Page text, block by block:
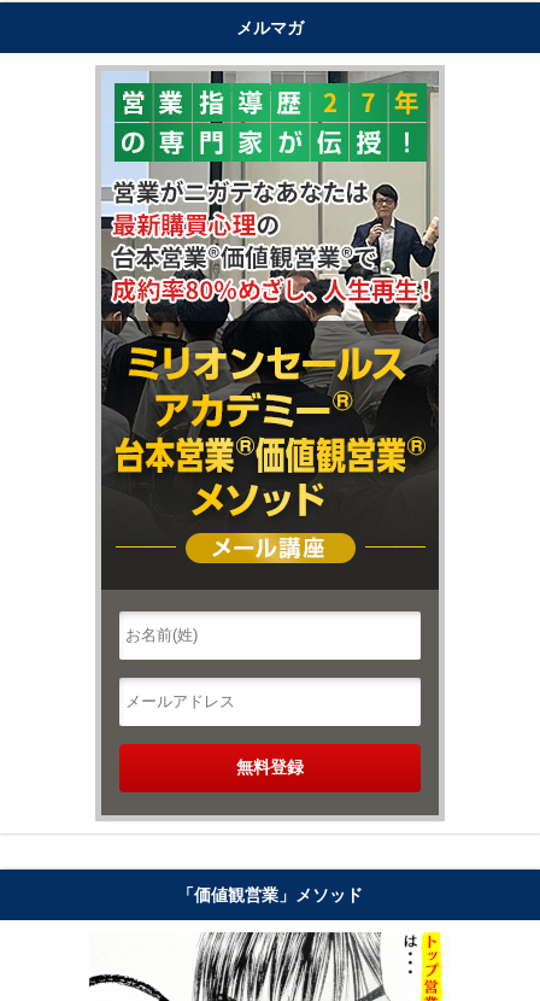
メルマガ
「価値観営業」メソッド